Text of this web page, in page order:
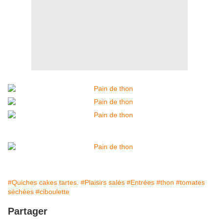
#Quiches cakes tartes. #Plaisirs salés #Entrées #thon #tomates
séchées #ciboulette
Partager